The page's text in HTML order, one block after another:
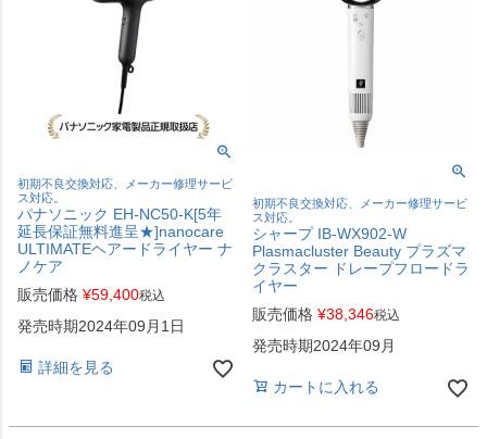
初期不良交換対応、メーカー修理サービ
ス対応。
パナソニック EH-NC50-K[5年
延長保証無料進呈★]nanocare
ULTIMATEヘアードライヤー ナ
ノケア
販売価格 ¥59,400税込
発売時期2024年09月1日
詳細を見る
初期不良交換対応、メーカー修理サービ
ス対応。
シャープ IB-WX902-W
Plasmacluster Beauty プラズマ
クラスター ドレープフロードラ
イヤー
販売価格 ¥38,346税込
発売時期2024年09月
カートに入れる